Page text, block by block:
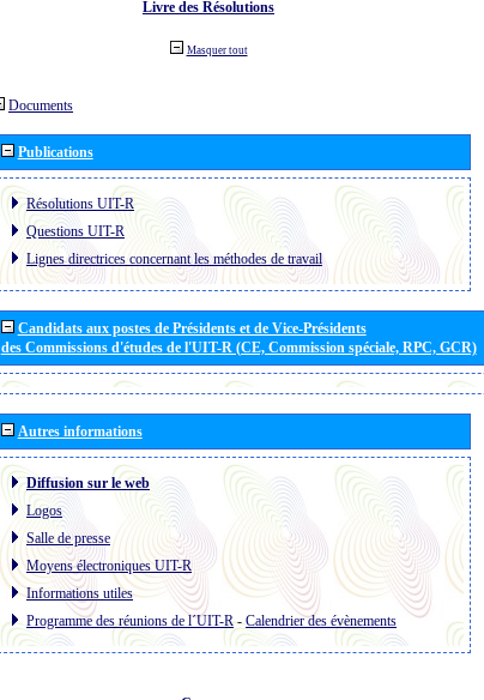
Livre des Résolutions
Masquer tout
Documents
Publications
Résolutions UIT-R
Questions UIT-R
Lignes directrices concernant les méthodes de travail
Candidats aux postes de Présidents et de Vice-Présidents
des Commissions d'études de l'UIT-R (CE, Commission spéciale, RPC, GCR)
Autres informations
Diffusion sur le web
Logos
Salle de presse
Moyens électroniques UIT-R
Informations utiles
Programme des réunions de l´UIT-R- Calendrier des évènements